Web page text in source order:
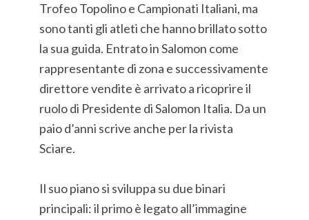
Trofeo Topolino e Campionati Italiani, ma
sono tanti gli atleti che hanno brillato sotto
la sua guida. Entrato in Salomon come
rappresentante di zona e successivamente
direttore vendite è arrivato a ricoprire il
ruolo di Presidente di Salomon Italia. Da un
paio d’anni scrive anche per la rivista
Sciare.
Il suo piano si sviluppa su due binari
principali: il primo è legato all’immagine